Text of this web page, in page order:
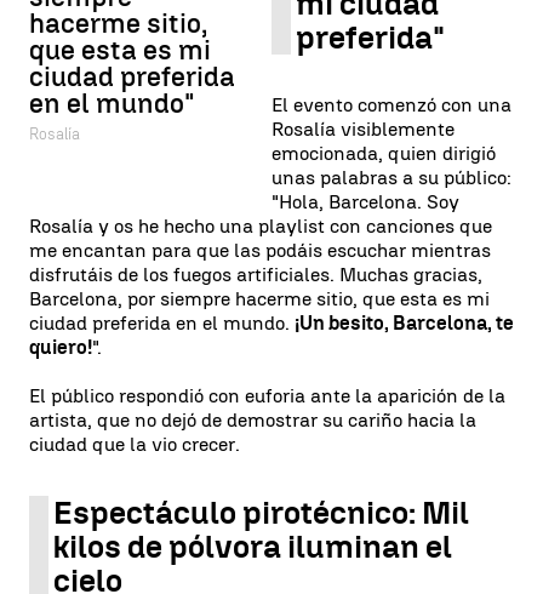
hacerme sitio,
que esta es mi
ciudad preferida
en el mundo"
Rosalía
preferida"
El evento comenzó con una
Rosalía visiblemente
emocionada, quien dirigió
unas palabras a su público:
"Hola, Barcelona. Soy
Rosalía y os he hecho una playlist con canciones que
me encantan para que las podáis escuchar mientras
disfrutáis de los fuegos artificiales. Muchas gracias,
Barcelona, por siempre hacerme sitio, que esta es mi
ciudad preferida en el mundo. ¡Un besito, Barcelona, te
quiero!".
El público respondió con euforia ante la aparición de la
artista, que no dejó de demostrar su cariño hacia la
ciudad que la vio crecer.
Espectáculo pirotécnico: Mil
kilos de pólvora iluminan el
cielo